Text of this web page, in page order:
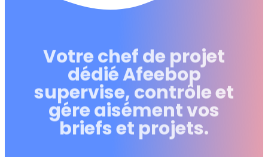
Votre chef de projet
dédié Afeebop
supervise, contrôle et
gére aisément vos
briefs et projets.